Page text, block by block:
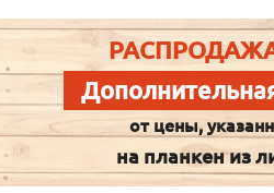
от цены,
на планкен из